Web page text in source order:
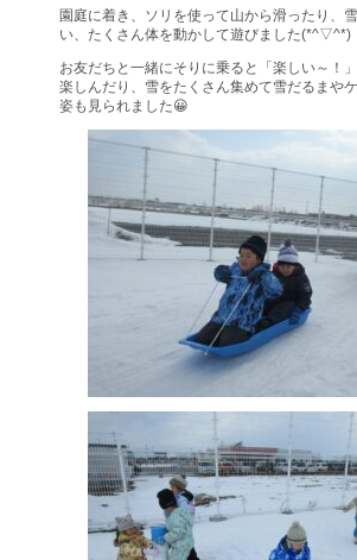
園庭に着き、ソリを使って山から滑ったり、
い、たくさん体を動かして遊びました(*^▽^*)
お友だちと一緒にそりに乗ると「楽しい～！
楽しんだり、雪をたくさん集めて雪だるまや
姿も見られました😀